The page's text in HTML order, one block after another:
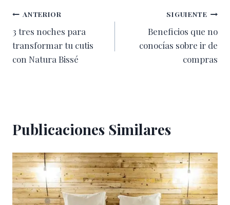
Navegación
de
entradas
ANTERIOR
3 tres noches para
transformar tu cutis
con Natura Bissé
SIGUIENTE
Beneficios que no
conocías sobre ir de
compras
Publicaciones Similares